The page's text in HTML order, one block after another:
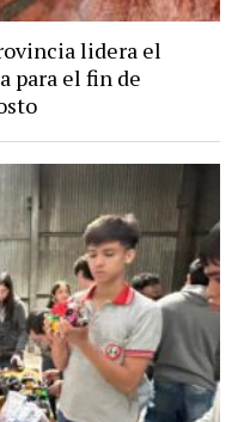
lidera el
para el fin de